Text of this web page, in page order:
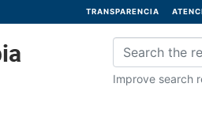
TRANSPARENCIA
Improve search